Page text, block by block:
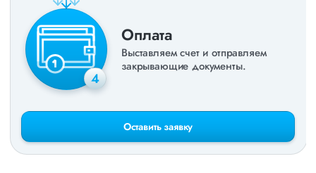
4
Оплата
Выставляем счет и отправляем
закрывающие документы.
Оставить заявку